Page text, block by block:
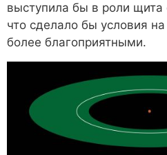
выступила бы в роли щита
что сделало бы условия
более благоприятными.